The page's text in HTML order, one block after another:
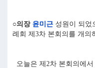
○의장 윤미근 성원이 되었
례회 제3차 본회의를 개의
오늘은 제2차 본회의에